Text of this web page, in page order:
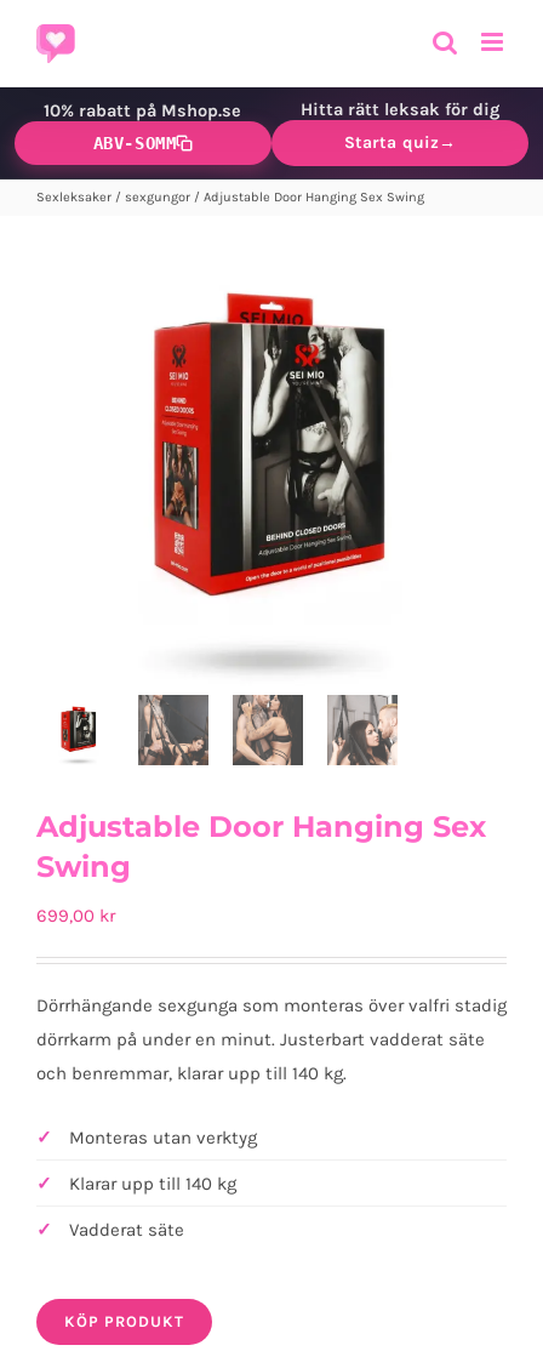
innehållet
10% rabatt på Mshop.se
ABV-SOMM
Hitta rätt leksak för dig
Starta quiz→
Sexleksaker/ sexgungor/ Adjustable Door Hanging Sex Swing
Adjustable Door Hanging Sex
Swing
699,00 kr
Dörrhängande sexgunga som monteras över valfri stadig
dörrkarm på under en minut. Justerbart vadderat säte
och benremmar, klarar upp till 140 kg.
Monteras utan verktyg
Klarar upp till 140 kg
Vadderat säte
KÖP PRODUKT